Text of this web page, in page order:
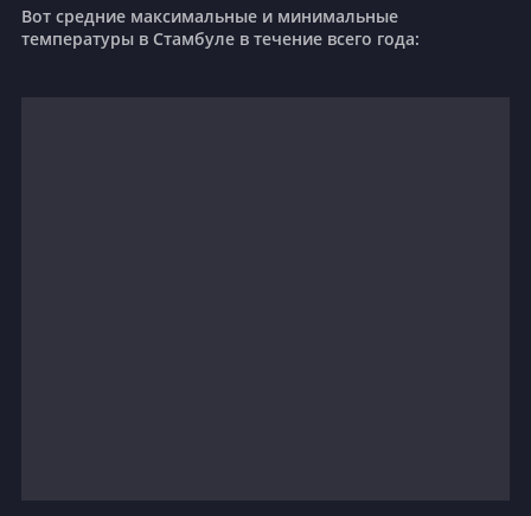
Вот средние максимальные и минимальные
температуры в Стамбуле в течение всего года: